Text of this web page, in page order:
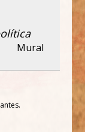
Mural